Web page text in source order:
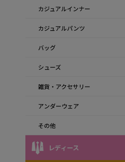
カジュアルインナー
カジュアルパンツ
バッグ
シューズ
雑貨・アクセサリー
アンダーウェア
その他
レディース